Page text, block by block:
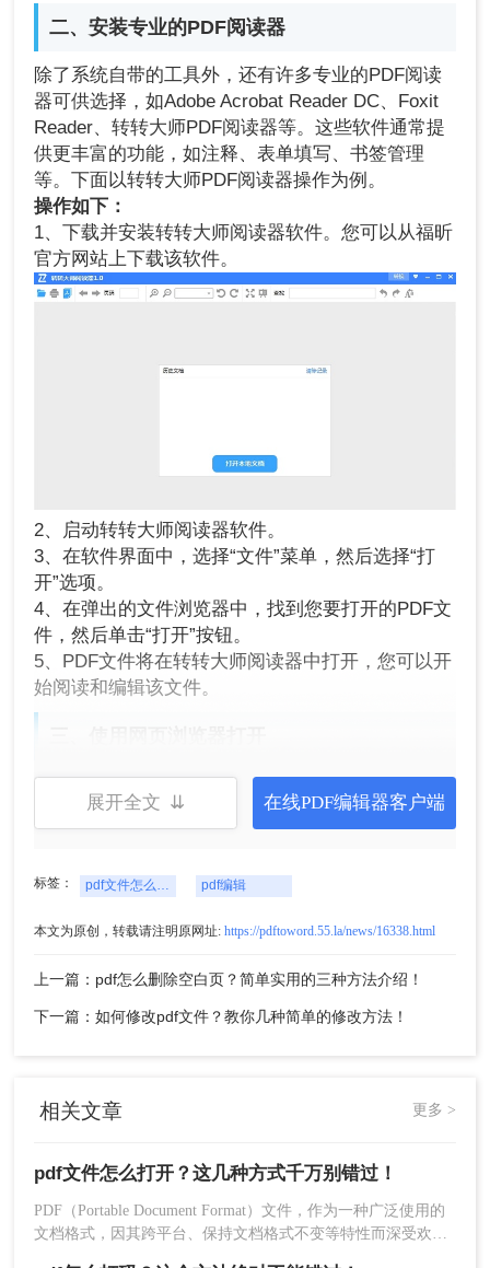
二、安装专业的PDF阅读器
除了系统自带的工具外，还有许多专业的PDF阅读
器可供选择，如Adobe Acrobat Reader DC、Foxit
Reader、转转大师PDF阅读器等。这些软件通常提
供更丰富的功能，如注释、表单填写、书签管理
等。下面以转转大师PDF阅读器操作为例。
操作如下：
1、下载并安装转转大师阅读器软件。您可以从福昕
官方网站上下载该软件。
2、启动转转大师阅读器软件。
3、在软件界面中，选择“文件”菜单，然后选择“打
开”选项。
4、在弹出的文件浏览器中，找到您要打开的PDF文
件，然后单击“打开”按钮。
5、PDF文件将在转转大师阅读器中打开，您可以开
始阅读和编辑该文件。
除了专业的PDF阅读器外，许多现代网页浏览器也
支持直接打开PDF文件。例如，Google Chrome、
Mozilla Firefox等都内置了PDF阅读功能。
展开全文 ⇊ 在线PDF编辑器客户端
标签： pdf文件怎么打开 pdf编辑
本文为原创，转载请注明原网址: https://pdftoword.55.la/news/16338.html
上一篇：pdf怎么删除空白页？简单实用的三种方法介绍！
下一篇：如何修改pdf文件？教你几种简单的修改方法！
相关文章 更多 >
pdf文件怎么打开？这几种方式千万别错过！
PDF（Portable Document Format）文件，作为一种广泛使用的
文档格式，因其跨平台、保持文档格式不变等特性而深受欢